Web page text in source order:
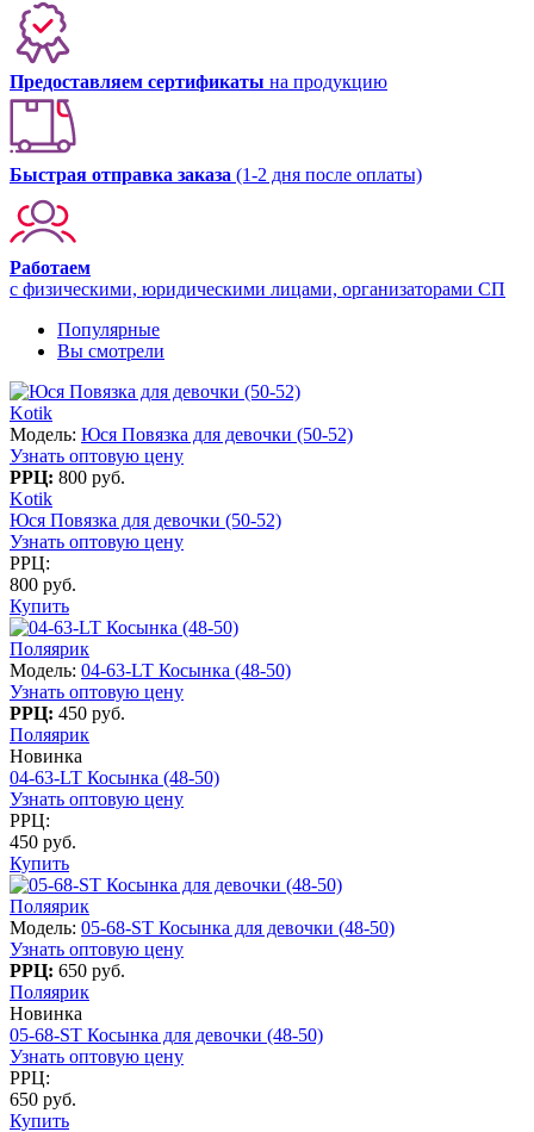
Предоставляем сертификаты на продукцию
Быстрая отправка заказа (1-2 дня после оплаты)
Работаем
с физическими, юридическими лицами, организаторами СП
Популярные
Вы смотрели
Kotik
Модель: Юся Повязка для девочки (50-52)
Узнать оптовую цену
РРЦ: 800 руб.
Kotik
Юся Повязка для девочки (50-52)
Узнать оптовую цену
РРЦ:
800 руб.
Купить
Поляярик
Модель: 04-63-LT Косынка (48-50)
Узнать оптовую цену
РРЦ: 450 руб.
Поляярик
Новинка
04-63-LT Косынка (48-50)
Узнать оптовую цену
РРЦ:
450 руб.
Купить
Поляярик
Модель: 05-68-ST Косынка для девочки (48-50)
Узнать оптовую цену
РРЦ: 650 руб.
Поляярик
Новинка
05-68-ST Косынка для девочки (48-50)
Узнать оптовую цену
РРЦ:
650 руб.
Купить